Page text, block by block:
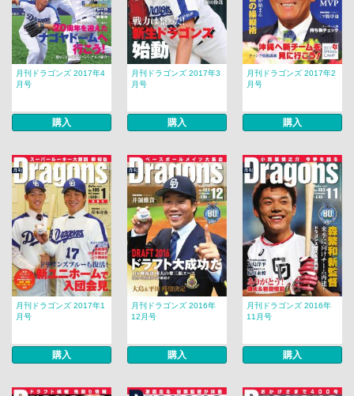
月刊ドラゴンズ 2017年4
月号
購入
月刊ドラゴンズ 2017年3
月号
購入
月刊ドラゴンズ 2017年2
月号
購入
月刊ドラゴンズ 2017年1
月号
購入
月刊ドラゴンズ 2016年
12月号
購入
月刊ドラゴンズ 2016年
11月号
購入